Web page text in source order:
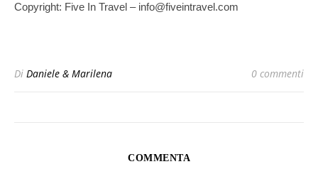
Copyright: Five In Travel – info@fiveintravel.com
Di Daniele & Marilena 0 commenti
COMMENTA